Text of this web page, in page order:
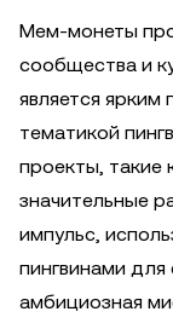
Мем-монеты
сообщества и
является
тематикой
проекты, такие
значительные
импульс,
пингвинами
амбициозная